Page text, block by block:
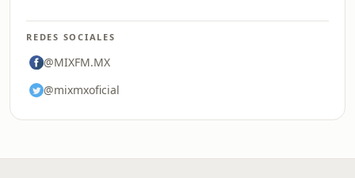
REDES SOCIALES
@MIXFM.MX
@mixmxoficial